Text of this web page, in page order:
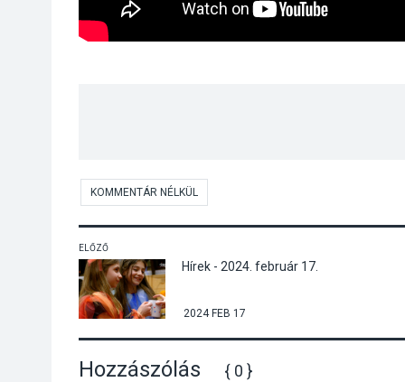
KOMMENTÁR NÉLKÜL
ELŐZŐ
Hírek - 2024. február 17.
2024 FEB 17
Hozzászólás { 0 }